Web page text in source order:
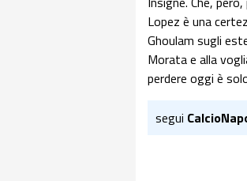
Lopez è una
Ghoulam sugli
Morata e alla
perdere oggi è
segui